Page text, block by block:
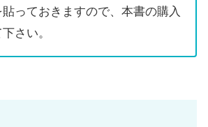
っておきますので、本書の購入
さい。